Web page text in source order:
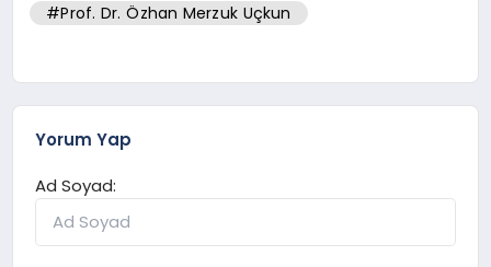
#Prof. Dr. Özhan Merzuk Uçkun
Yorum Yap
Ad Soyad: